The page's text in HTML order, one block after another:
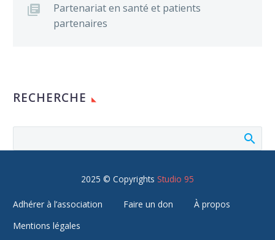
Partenariat en santé et patients
partenaires
RECHERCHE
2025 © Copyrights Studio 95
Adhérer à l’association Faire un don
À propos
Mentions légales